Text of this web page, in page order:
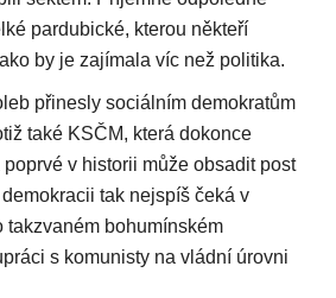
pardubické, kterou někteří
by je zajímala víc než politika.
přinesly sociálním demokratům
také KSČM, která dokonce
v historii může obsadit post
tak nejspíš čeká v
takzvaném bohumínském
s komunisty na vládní úrovni